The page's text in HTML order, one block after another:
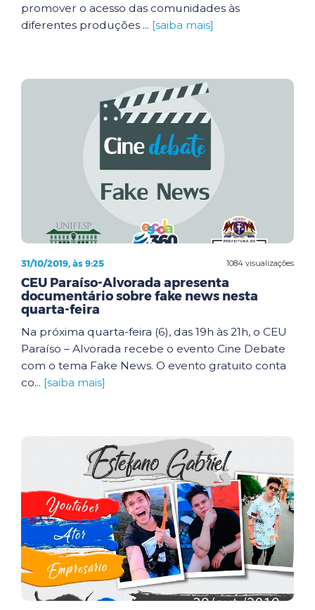
promover o acesso das comunidades às
diferentes produções ... [saiba mais]
1084 visualizações
31/10/2019, às 9:25
CEU Paraíso-Alvorada apresenta
documentário sobre fake news nesta
quarta-feira
Na próxima quarta-feira (6), das 19h às 21h, o CEU
Paraíso – Alvorada recebe o evento Cine Debate
com o tema Fake News. O evento gratuito conta
co... [saiba mais]